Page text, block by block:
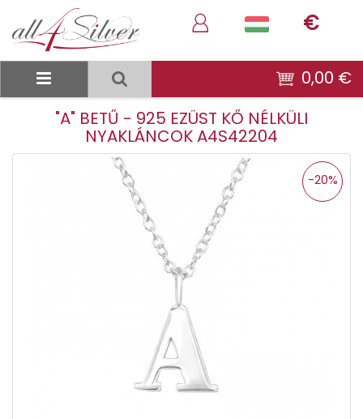
€
0,00 €
"A" BETŰ - 925 EZÜST KŐ NÉLKÜLI
NYAKLÁNCOK A4S42204
-20%